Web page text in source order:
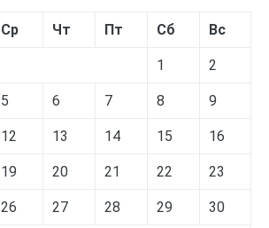
Ср Чт Пт Сб Вс
1 2
5 6 7 8 9
12 13 14 15 16
19 20 21 22 23
26 27 28 29 30